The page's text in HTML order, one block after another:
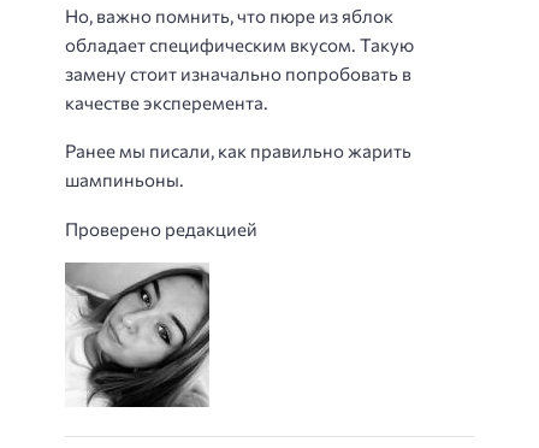
Но, важно помнить, что пюре из яблок
обладает специфическим вкусом. Такую
замену стоит изначально попробовать в
качестве эксперемента.
Ранее мы писали, как правильно жарить
шампиньоны.
Проверено редакцией